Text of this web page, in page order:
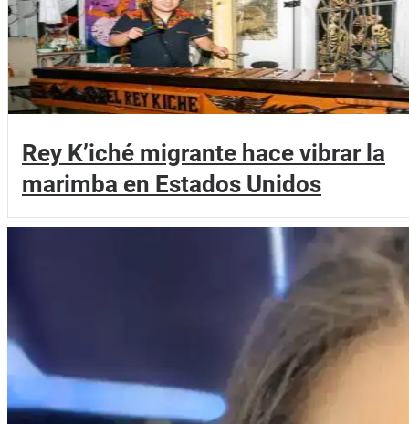
Rey K’iché migrante hace vibrar la
marimba en Estados Unidos